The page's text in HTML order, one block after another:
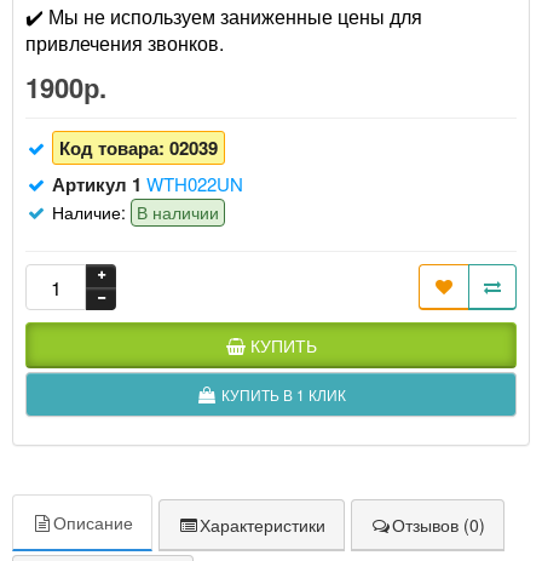
✔️ Мы не используем заниженные цены для
привлечения звонков.
1900р.
Код товара: 02039
Артикул 1 WTH022UN
Наличие: В наличии
КУПИТЬ
КУПИТЬ В 1 КЛИК
Описание Характеристики Отзывов (0)